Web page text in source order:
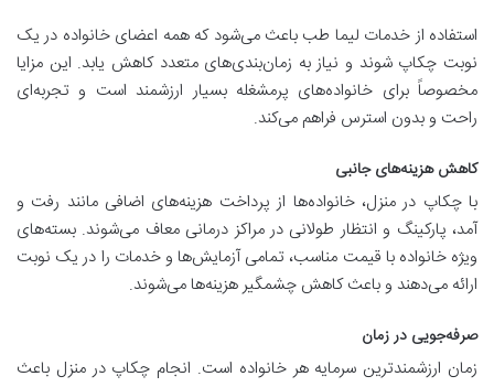
استفاده از خدمات لیما طب باعث می‌شود که همه اعضای خانواده در یک
نوبت چکاپ شوند و نیاز به زمان‌بندی‌های متعدد کاهش یابد. این مزایا
مخصوصاً برای خانواده‌های پرمشغله بسیار ارزشمند است و تجربه‌ای
راحت و بدون استرس فراهم می‌کند.
کاهش هزینه‌های جانبی
با چکاپ در منزل، خانواده‌ها از پرداخت هزینه‌های اضافی مانند رفت و
آمد، پارکینگ و انتظار طولانی در مراکز درمانی معاف می‌شوند. بسته‌های
ویژه خانواده با قیمت مناسب، تمامی آزمایش‌ها و خدمات را در یک نوبت
ارائه می‌دهند و باعث کاهش چشمگیر هزینه‌ها می‌شوند.
صرفه‌جویی در زمان
زمان ارزشمندترین سرمایه هر خانواده است. انجام چکاپ در منزل باعث